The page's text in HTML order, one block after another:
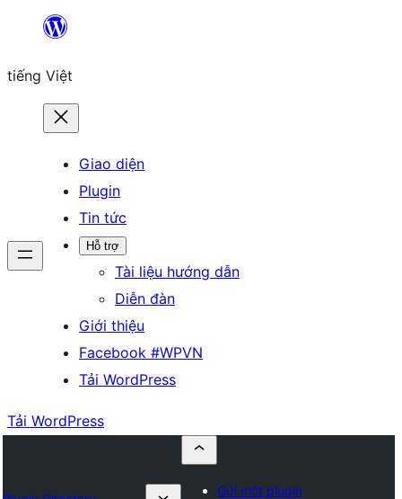
Chuyển
phần
tiếng Việt
Giao diện
Plugin
Tin tức
Hỗ trợ
Tài liệu hướng dẫn
Diễn đàn
Giới thiệu
Facebook #WPVN
Tải WordPress
Tải WordPress
Gửi một plugin